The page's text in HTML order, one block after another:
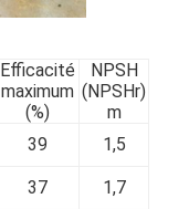
Efficacité
maximum
(%)
NPSH
(NPSHr)
m
39
1,5
37
1,7